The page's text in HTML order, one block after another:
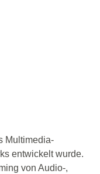
Multimedia-
entwickelt wurde.
von Audio-,